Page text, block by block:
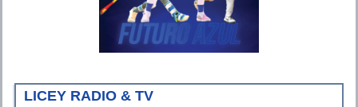
LICEY RADIO & TV